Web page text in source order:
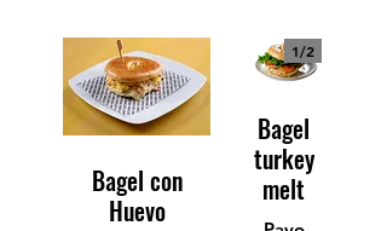
Bagel con
Huevo
Bagel
turkey
melt
1/2